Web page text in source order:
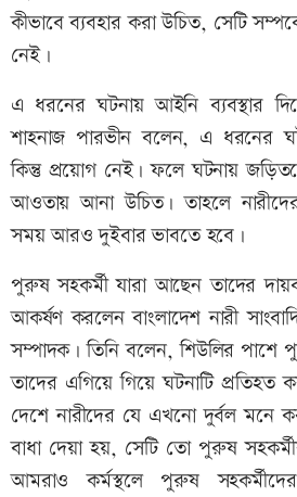
কীভাবে ব্যবহার করা উচিত, সেটি
নেই।
এ ধরনের ঘটনায় আইনি ব্যবস্থার
শাহনাজ পারভীন বলেন, এ ধরনের
কিন্তু প্রয়োগ নেই। ফলে ঘটনায়
আওতায় আনা উচিত। তাহলে
সময় আরও দুইবার ভাবতে হবে।
পুরুষ সহকর্মী যারা আছেন তাদের
আকর্ষণ করলেন বাংলাদেশ নারী
সম্পাদক। তিনি বলেন, শিউলির পাশে
তাদের এগিয়ে গিয়ে ঘটনাটি প্রতিহত
দেশে নারীদের যে এখনো দুর্বল মনে
বাধা দেয়া হয়, সেটি তো পুরুষ
আমরাও কর্মস্থলে পুরুষ